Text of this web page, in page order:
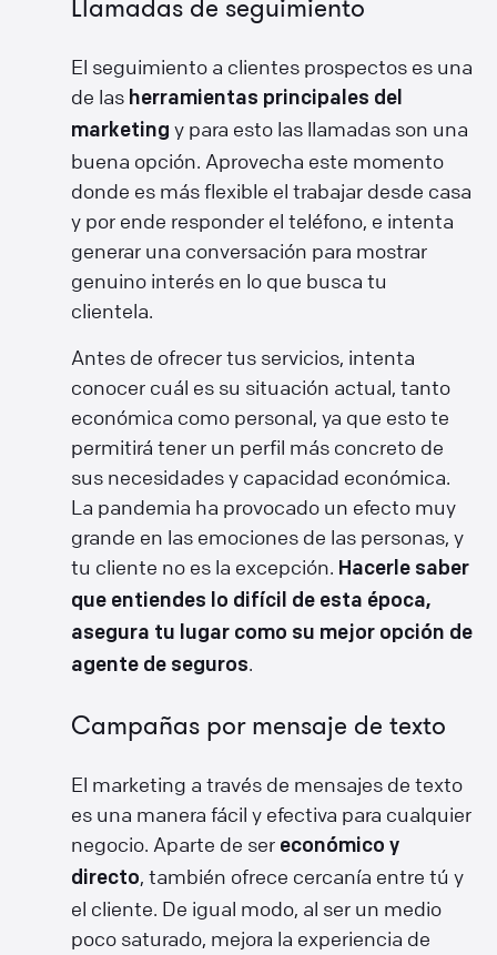
Llamadas de seguimiento
El seguimiento a clientes prospectos es una
de las herramientas principales del
marketing y para esto las llamadas son una
buena opción. Aprovecha este momento
donde es más flexible el trabajar desde casa
y por ende responder el teléfono, e intenta
generar una conversación para mostrar
genuino interés en lo que busca tu
clientela.
Antes de ofrecer tus servicios, intenta
conocer cuál es su situación actual, tanto
económica como personal, ya que esto te
permitirá tener un perfil más concreto de
sus necesidades y capacidad económica.
La pandemia ha provocado un efecto muy
grande en las emociones de las personas, y
tu cliente no es la excepción. Hacerle saber
que entiendes lo difícil de esta época,
asegura tu lugar como su mejor opción de
agente de seguros.
Campañas por mensaje de texto
El marketing a través de mensajes de texto
es una manera fácil y efectiva para cualquier
negocio. Aparte de ser económico y
directo, también ofrece cercanía entre tú y
el cliente. De igual modo, al ser un medio
poco saturado, mejora la experiencia de